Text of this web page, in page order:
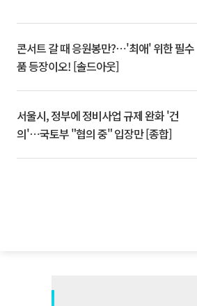
콘서트 갈 때 응원봉만?⋯'최애' 위한 필수
품 등장이오! [솔드아웃]
서울시, 정부에 정비사업 규제 완화 '건
의'⋯국토부 "협의 중" 입장만 [종합]